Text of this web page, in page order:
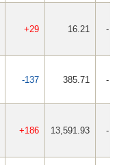
+29 16.21 -
-137 385.71 -
+186 13,591.93 -